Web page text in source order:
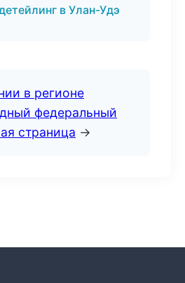
в Улан-Удэ
в регионе
федеральный
страница →